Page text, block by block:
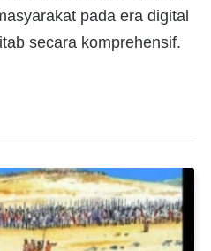
pada era digital
secara komprehensif.